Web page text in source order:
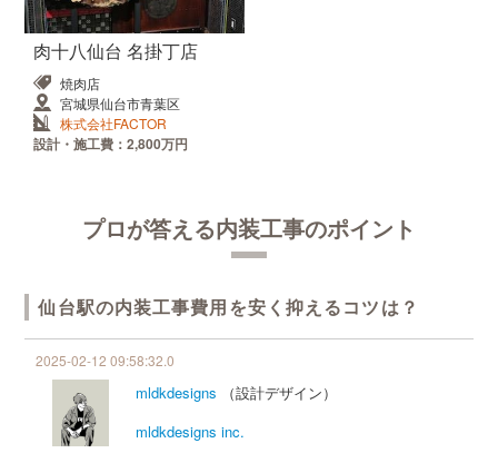
肉十八仙台 名掛丁店
焼肉店
宮城県仙台市青葉区
株式会社FACTOR
設計・施工費：2,800万円
プロが答える内装工事のポイント
仙台駅の内装工事費用を安く抑えるコツは？
2025-02-12 09:58:32.0
mldkdesigns
（設計デザイン）
mldkdesigns inc.